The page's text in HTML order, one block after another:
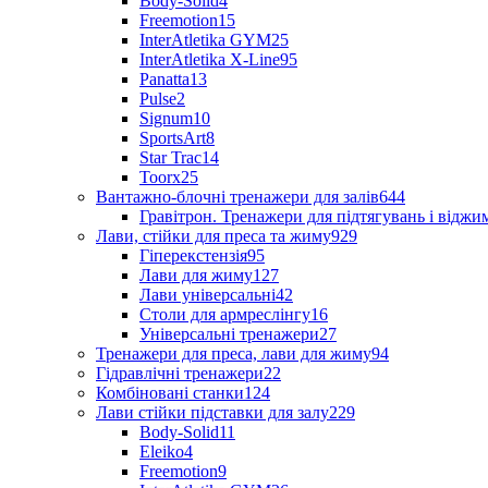
Freemotion15
InterAtletika GYM25
InterAtletika X-Line95
Panatta13
Pulse2
Signum10
SportsArt8
Star Trac14
Toorx25
Вантажно-блочні тренажери для залів644
Гравітрон. Тренажери для підтягувань і
Лави, стійки для преса та жиму929
Гіперекстензія95
Лави для жиму127
Лави універсальні42
Столи для армреслінгу16
Універсальні тренажери27
Тренажери для преса, лави для жиму94
Гідравлічні тренажери22
Комбіновані станки124
Лави стійки підставки для залу229
Body-Solid11
Eleiko4
Freemotion9